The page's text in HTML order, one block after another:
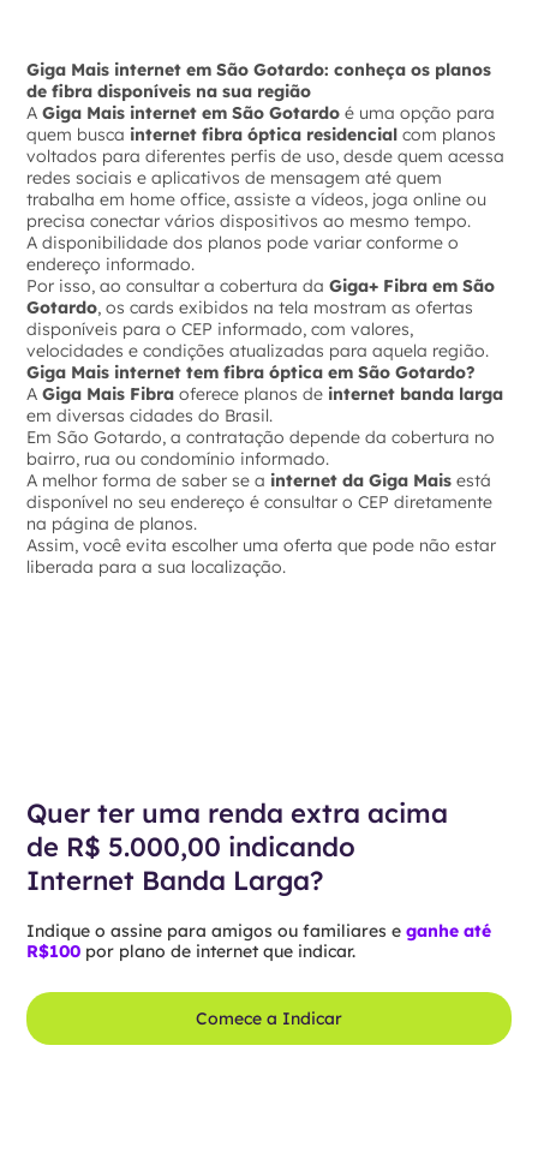
Giga Mais internet em São Gotardo: conheça os planos
de fibra disponíveis na sua região
AGiga Mais internet em São Gotardo é uma opção para
quem busca internet fibra óptica residencial com planos
voltados para diferentes perfis de uso, desde quem acessa
redes sociais e aplicativos de mensagem até quem
trabalha em home office, assiste a vídeos, joga online ou
precisa conectar vários dispositivos ao mesmo tempo.
A disponibilidade dos planos pode variar conforme o
endereço informado.
Por isso, ao consultar a cobertura daGiga+ Fibra em São
Gotardo, os cards exibidos na tela mostram as ofertas
disponíveis para o CEP informado, com valores,
velocidades e condições atualizadas para aquela região.
Giga Mais internet tem fibra óptica em São Gotardo?
AGiga Mais Fibra oferece planos de internet banda larga
em diversas cidades do Brasil.
Em São Gotardo, a contratação depende da cobertura no
bairro, rua ou condomínio informado.
A melhor forma de saber se a internet da Giga Mais está
disponível no seu endereço é consultar o CEP diretamente
na página de planos.
Assim, você evita escolher uma oferta que pode não estar
liberada para a sua localização.
Quer ter uma renda extra acima
de R$ 5.000,00 indicando
Internet Banda Larga?
Indique o assine para amigos ou familiares eganhe até
R$100 por plano de internet que indicar.
Comece a Indicar